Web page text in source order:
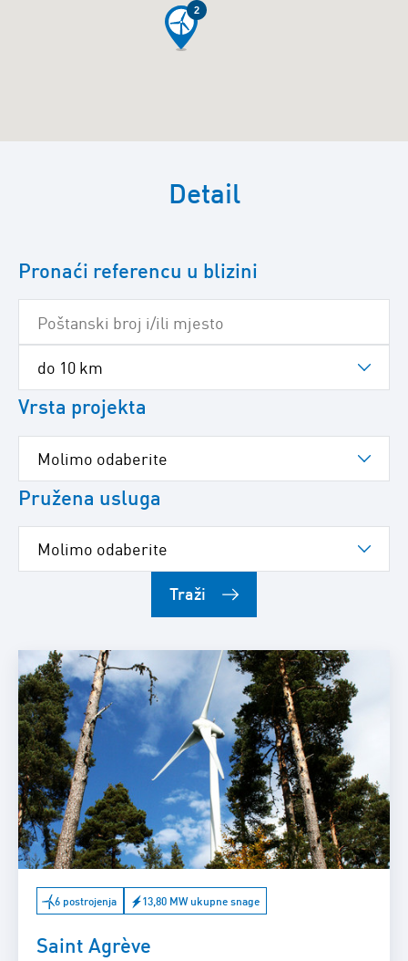
2
Detail
Pronaći referencu u blizini
Vrsta projekta
Pružena usluga
Traži
6 postrojenja 13,80 MW ukupne snage
Saint Agrève